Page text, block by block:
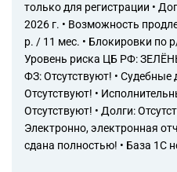
только для регистрации •
2026 г. • Возможность
р. / 11 мес. • Блокировки по
Уровень риска ЦБ РФ:
ФЗ: Отсутствуют! •
Отсутствуют! •
Отсутствуют! • Долги:
Электронно, электронная
сдана полностью! • База 1С